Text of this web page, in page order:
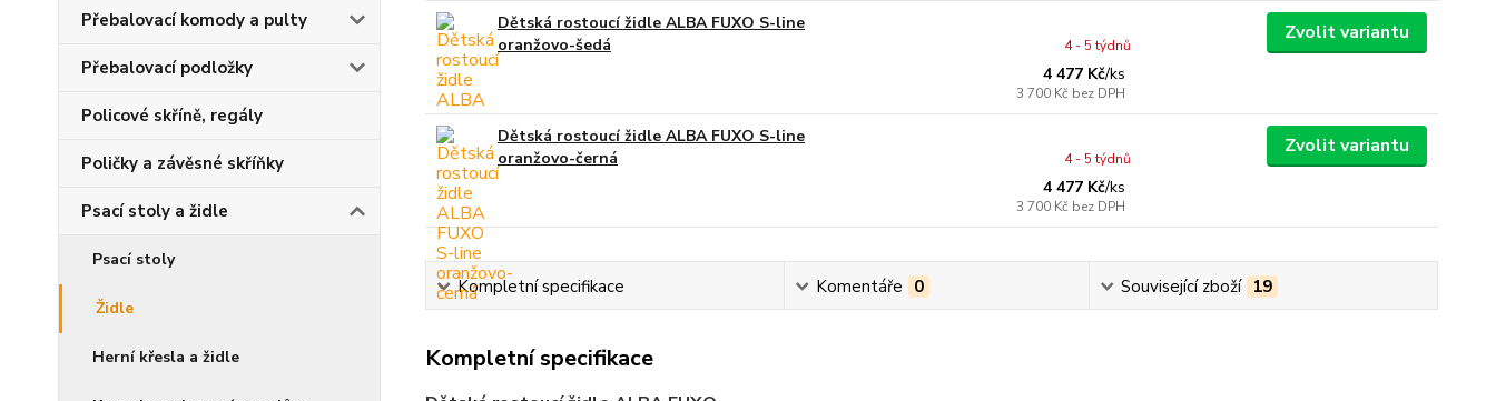
Přebalovací komody a pulty
Přebalovací podložky
Policové skříně, regály
Poličky a závěsné skříňky
Psací stoly a židle
Psací stoly
Židle
Herní křesla a židle
Dětská rostoucí židle ALBA FUXO S-line
oranžovo-šedá
4 477 Kč/ks
3 700 Kč bez DPH
4 - 5 týdnů
Zvolit variantu
Dětská rostoucí židle ALBA FUXO S-line
oranžovo-černá
4 477 Kč/ks
3 700 Kč bez DPH
4 - 5 týdnů
Zvolit variantu
Kompletní specifikace Komentáře 0 Související zboží 19
Kompletní specifikace